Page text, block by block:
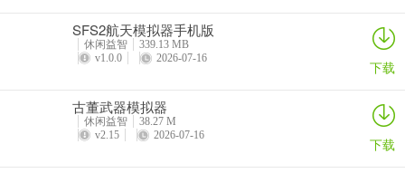
SFS2航天模拟器手机版
休闲益智
339.13 MB
v1.0.0
2026-07-16 下载
古董武器模拟器
休闲益智
38.27 M
v2.15
2026-07-16 下载